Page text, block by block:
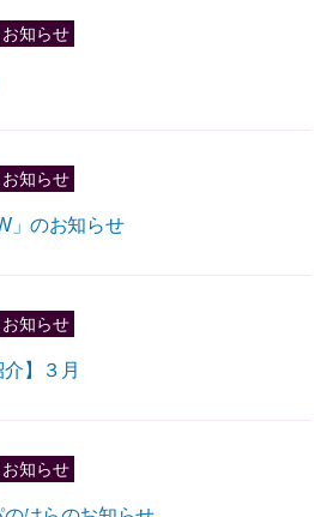
お知らせ
お知らせ
」のお知らせ
お知らせ
介】３月
お知らせ